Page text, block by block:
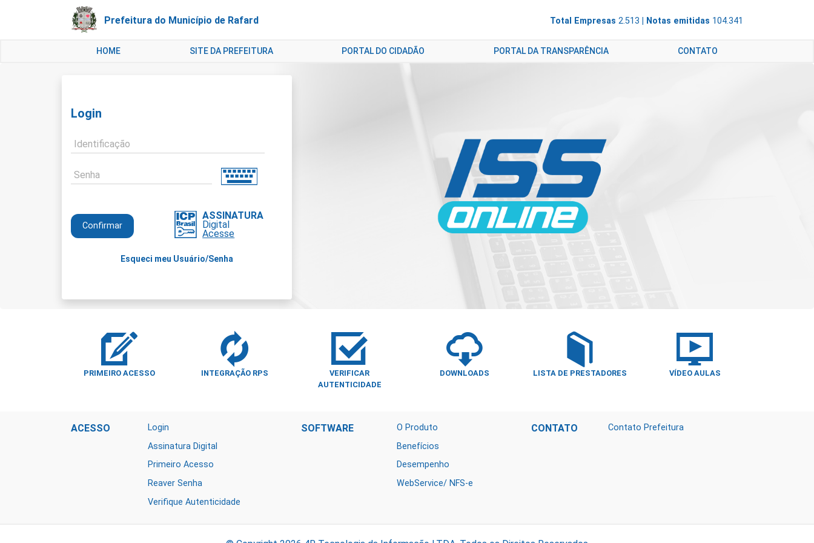
Prefeitura do Município de Rafard Total Empresas 2.513 | Notas emitidas 104.341
HOME SITE DA PREFEITURA PORTAL DO CIDADÃO PORTAL DA TRANSPARÊNCIA CONTATO
Login
Identificação
Senha
ASSINATURA
Digital
Acesse
Esqueci meu Usuário/Senha
PRIMEIRO ACESSO INTEGRAÇÃO RPS
VERIFICAR
AUTENTICIDADE
DOWNLOADS LISTA DE PRESTADORES VÍDEO AULAS
ACESSO
Login
Assinatura Digital
Primeiro Acesso
Reaver Senha
Verifique Autenticidade
SOFTWARE
O Produto
Benefícios
Desempenho
WebService/ NFS-e
CONTATO Contato Prefeitura